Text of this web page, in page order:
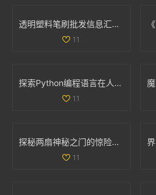
透明塑料笔刷批发信息汇总及价格优惠来源分析
11
探索Python编程语言在人与动物行为模拟中的应用与实践
11
探秘两扇神秘之门的惊险视频体验与背后故事
11